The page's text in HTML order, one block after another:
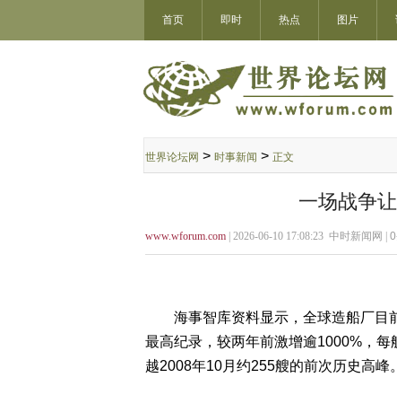
首页 即时 热点 图片
世界论坛网 > 时事新闻 > 正文
一场战争
www.wforum.com | 2026-06-10 17:08:23 中时新闻网 | 0
海事智库资料显示，全球造船厂目
最高纪录，较两年前激增逾1000%，
越2008年10月约255艘的前次历史高峰